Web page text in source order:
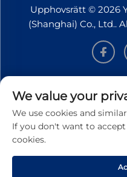
Upphovsrätt © 2026
(Shanghai) Co., Ltd..
Registrera dig för att
We value your
We use cookies and
If you don't want to
cookies.